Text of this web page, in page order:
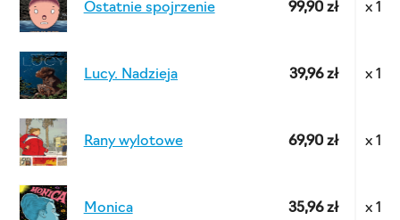
Ostatnie spojrzenie 99,90 zł x 1
Lucy. Nadzieja 39,96 zł x 1
Rany wylotowe 69,90 zł x 1
Monica 35,96 zł x 1